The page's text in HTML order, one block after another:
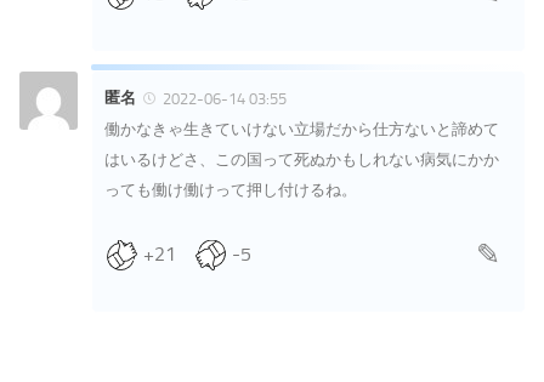
匿名
2022-06-14 03:55
働かなきゃ生きていけない立場だから仕方ないと諦めて
はいるけどさ、この国って死ぬかもしれない病気にかか
っても働け働けって押し付けるね。
+21 -5